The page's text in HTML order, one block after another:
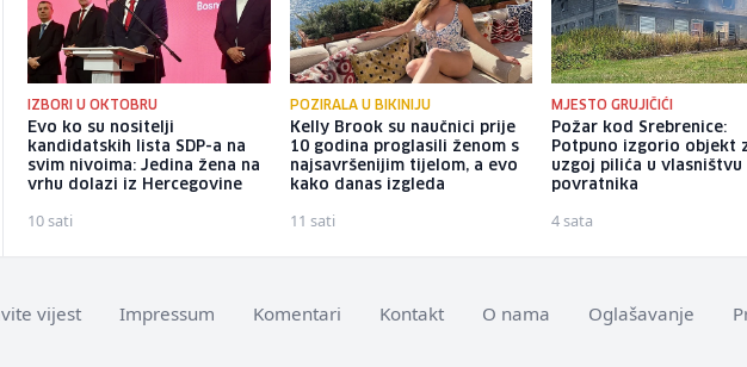
IZBORI U OKTOBRU
Evo ko su nositelji
kandidatskih lista SDP-a na
svim nivoima: Jedina žena na
vrhu dolazi iz Hercegovine
10 sati
POZIRALA U BIKINIJU
Kelly Brook su naučnici prije
10 godina proglasili ženom s
najsavršenijim tijelom, a evo
kako danas izgleda
11 sati
MJESTO GRUJIČIĆI
Požar kod Srebrenice:
Potpuno izgorio objekt
uzgoj pilića u vlasništvu
povratnika
4 sata
vijest Impressum Komentari Kontakt O nama Oglašavanje